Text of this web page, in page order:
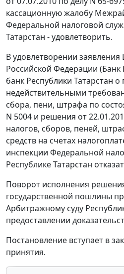
кассационную жалобу
Федеральной налоговой
Татарстан - удовлетворить.
В удовлетворении
Российской Федерации
банк Республики Татарстан
недействительными
сбора, пени, штрафа по
N 5004 и решения от
налогов, сборов, пеней,
средств на счетах
инспекции Федеральной
Республике Татарстан
Поворот исполнения
государственной пошлины
Арбитражному суду
предоставлении
Постановление вступает в
принятия.